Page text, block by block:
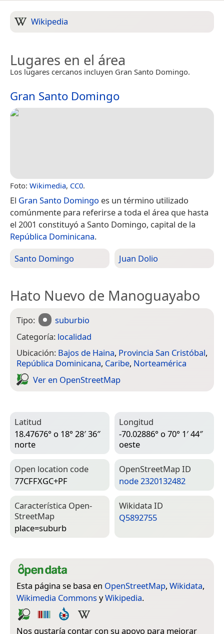
Wikipedia
Lugares en el área
Los lugares cercanos incluyen Gran Santo Domingo.
Gran Santo Domingo
Foto: Wikimedia, CC0.
El Gran Santo Domingo es un término utilizado
comúnmente para referirse a toda el área que hasta
el 2001 constituyó a Santo Domingo, capital de la
República Dominicana.
Santo Domingo
Juan Dolio
Hato Nuevo de Manoguayabo
Tipo:
suburbio
Categoría: localidad
Ubicación: Bajos de Haina, Provincia San Cristóbal,
República Dominicana, Caribe, Norteamérica
Ver en Open­Street­Map
Latitud
18.47676° o 18° 28′ 36″
norte
Longitud
-70.02886° o 70° 1′ 44″
oeste
Open location code
77CFFXGC+PF
Open­Street­Map ID
node 2320132482
Característica Open­
Street­Map
place=­suburb
Wiki­data ID
Q5892755
Esta página se basa en OpenStreetMap, Wikidata,
Wikimedia Commons yWikipedia.
Nos gustaría contar con su apoyo para mejorar